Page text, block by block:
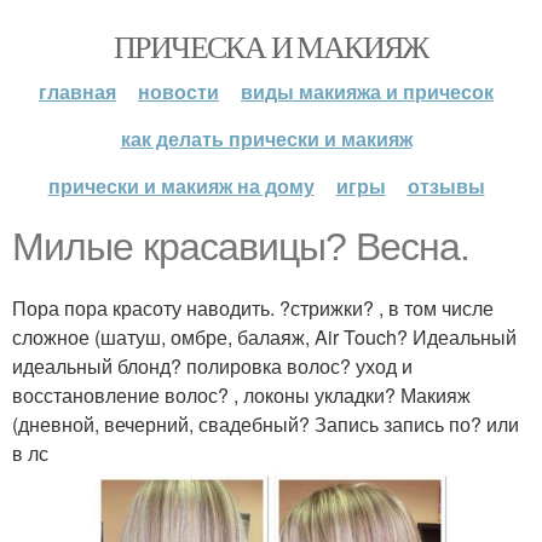
ПРИЧЕСКА И МАКИЯЖ
главная новости
виды макияжа и причесок
как делать прически и макияж
прически и макияж на дому
игры отзывы
Милые красавицы? Весна.
Пора пора красоту наводить. ?стрижки? , в том числе
сложное (шатуш, омбре, балаяж, Air Touch? Идеальный
идеальный блонд? полировка волос? уход и
восстановление волос? , локоны укладки? Макияж
(дневной, вечерний, свадебный? Запись запись по? или
в лс